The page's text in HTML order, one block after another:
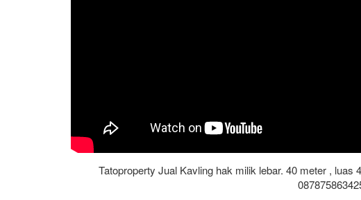
Tatoproperty Jual Kavling hak milik lebar. 40 meter , luas